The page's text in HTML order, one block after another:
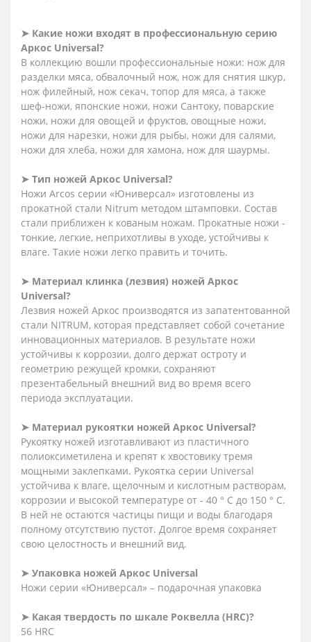
➤ Какие ножи входят в профессиональную серию
Аркос Universal?
В коллекцию вошли профессиональные ножи: нож для
разделки мяса, обвалочный нож, нож для снятия шкур,
нож филейный, нож секач, топор для мяса, а также
шеф-ножи, японские ножи, ножи Сантоку, поварские
ножи, ножи для овощей и фруктов, овощные ножи,
ножи для нарезки, ножи для рыбы, ножи для салями,
ножи для хлеба, ножи для хамона, нож для шаурмы.
➤ Тип ножей Аркос Universal?
Ножи Arcos серии «Юниверсал» изготовлены из
прокатной стали Nitrum методом штамповки. Состав
стали приближен к кованым ножам. Прокатные ножи -
тонкие, легкие, неприхотливы в уходе, устойчивы к
влаге. Такие ножи легко править и точить.
➤ Материал клинка (лезвия) ножей Аркос
Universal?
Лезвия ножей Аркос производятся из запатентованной
стали NITRUM, которая представляет собой сочетание
инновационных материалов. В результате ножи
устойчивы к коррозии, долго держат остроту и
геометрию режущей кромки, сохраняют
презентабельный внешний вид во время всего
периода эксплуатации.
➤ Материал рукоятки ножей Аркос Universal?
Рукоятку ножей изготавливают из пластичного
полиоксиметилена и крепят к хвостовику тремя
мощными заклепками. Рукоятка серии Universal
устойчива к влаге, щелочным и кислотным растворам,
коррозии и высокой температуре от - 40 ° C до 150 ° C.
В ней не остаются частицы пищи и воды благодаря
полному отсутствию пустот. Долгое время сохраняет
свою целостность и внешний вид.
➤ Упаковка ножей Аркос Universal
Ножи серии «Юниверсал» – подарочная упаковка
➤ Какая твердость по шкале Роквелла (HRC)?
56 HRC